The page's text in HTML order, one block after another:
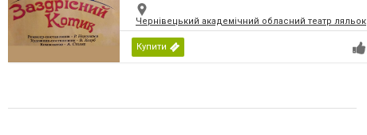
Чернівецький академічний обласний театр ляльок
Купити